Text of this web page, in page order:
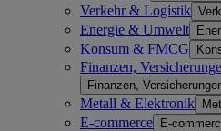
Verkehr & Logistik
Energie & Umwelt
Konsum & FMCG
Finanzen,
Finanzen,
Metall & Elektronik
E-commerce E-